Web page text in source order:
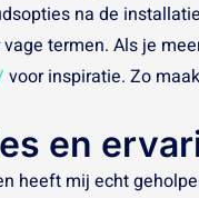
na de
termen. Als je
voor inspiratie. Zo
en
heeft mij echt